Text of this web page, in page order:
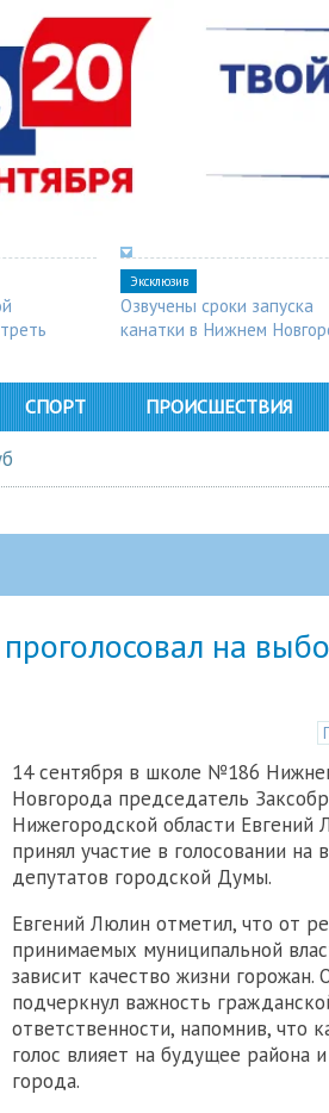
Эксклюзив
Озвучены сроки запуска
канатки в Нижнем
СПОРТ ПРОИСШЕСТВИЯ
на
14 сентября в школе №186
Новгорода председатель
Нижегородской области Евгений
принял участие в голосовании на
депутатов городской Думы.
Евгений Люлин отметил, что от
принимаемых муниципальной
зависит качество жизни горожан.
подчеркнул важность
ответственности, напомнив, что
голос влияет на будущее района и
города.